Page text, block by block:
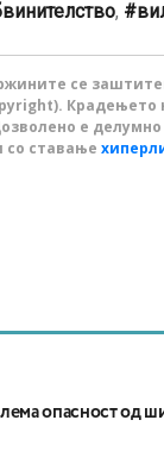
,
се
Крадењето
е
со ставање
опасност од